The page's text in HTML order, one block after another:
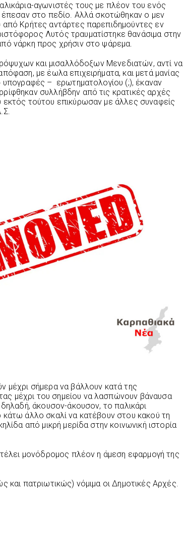
αγωνιστές τους με πλέον του ενός
έπεσαν στο πεδίο. Αλλά σκοτώθηκαν ο μεν
από Κρήτες αντάρτες παρεπιδημούντες εν
Λυτός τραυματίστηκε θανάσιμα στην
νάρκη προς χρήσιν στο ψάρεμα.
και μισαλλόδοξων Μενεδιατών, αντί να
με έωλα επιχειρήματα, και μετά μανίας
υπογραφές – ερωτηματολογίου (;), έκαναν
συλλήβδην από τις κρατικές αρχές
τούτου επικύρωσαν με άλλες συναφείς
μέχρι σήμερα να βάλλουν κατά της
μέχρι του σημείου να λασπώνουν βάναυσα
άκουσον-άκουσον, το παλικάρι
άλλο σκαλί να κατέβουν στου κακού τη
από μικρή μερίδα στην κοινωνική ιστορία
μονόδρομος πλέον η άμεση εφαρμογή της
και πατριωτικώς) νόμιμα οι Δημοτικές Αρχές.